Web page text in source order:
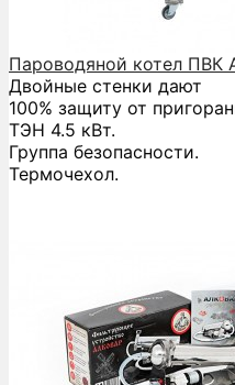
Пароводяной котел ПВК
Двойные стенки дают
100% защиту от
ТЭН 4.5 кВт.
Группа безопасности.
Термочехол.